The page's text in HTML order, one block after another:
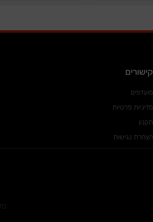
קישורים
מועדפים
מדיניות פרטיות
תקנון
הצהרת נגישות